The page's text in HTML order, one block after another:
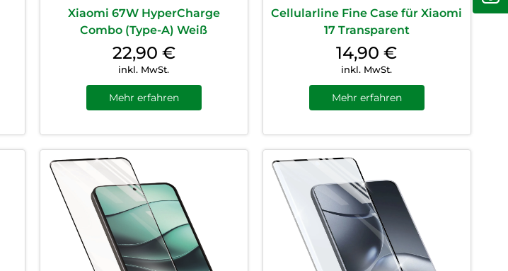
Xiaomi 67W HyperCharge
Combo (Type-A) Weiß
22,90 €
inkl. MwSt.
Mehr erfahren
Cellularline Fine Case für Xiaomi
17 Transparent
14,90€
inkl. MwSt.
Mehr erfahren